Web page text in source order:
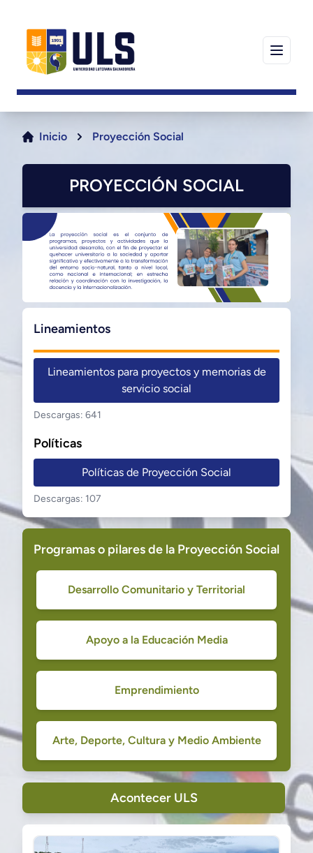
Inicio Proyección Social
PROYECCIÓN SOCIAL
Carrusel
Lineamientos
Lineamientos para proyectos y memorias de
servicio social
Descargas: 641
Políticas
Políticas de Proyección Social
Descargas: 107
Programas o pilares de la Proyección Social
Desarrollo Comunitario y Territorial
Apoyo a la Educación Media
Emprendimiento
Arte, Deporte, Cultura y Medio Ambiente
Acontecer ULS